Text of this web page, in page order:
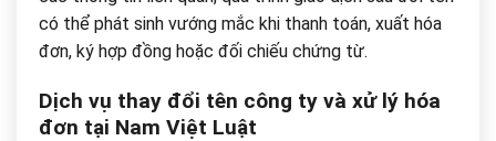
có thể phát sinh vướng mắc khi thanh toán, xuất hóa
đơn, ký hợp đồng hoặc đối chiếu chứng từ.
Dịch vụ thay đổi tên công ty và xử lý hóa
đơn tại Nam Việt Luật